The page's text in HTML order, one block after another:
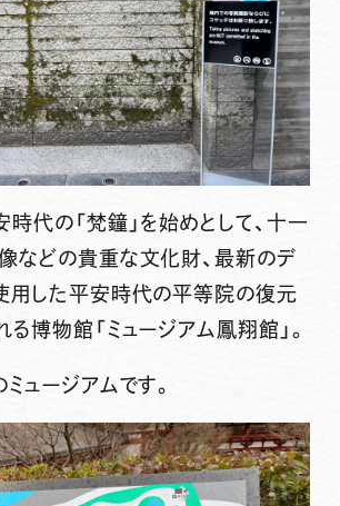
時代の「梵鐘」を始めとして、十一
などの貴重な文化財、最新のデ
用した平安時代の平等院の復元
博物館「ミュージアム鳳翔館」。
ュージアムです。